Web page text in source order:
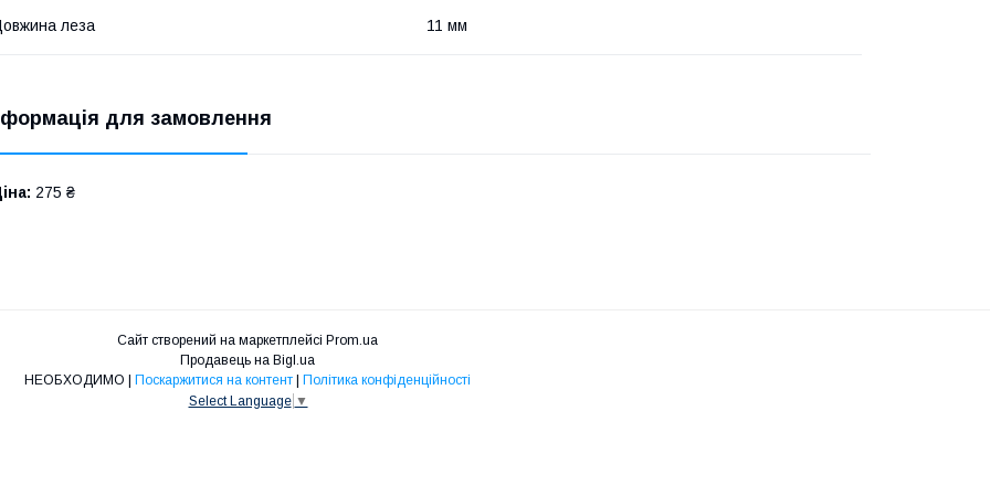
леза 11 мм
для замовлення
275 ₴
Сайт створений на маркетплейсі Prom.ua
Продавець на Bigl.ua
НЕОБХОДИМО | Поскаржитися на контент | Політика конфіденційності
Select Language ▼